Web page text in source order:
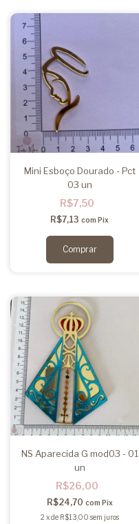
Mini Esboço Dourado - Pct
03 un
R$7,50
R$7,13com Pix
NS Aparecida G mod03 - 01
un
R$26,00
R$24,70 com Pix
2 xde R$13,00 sem juros